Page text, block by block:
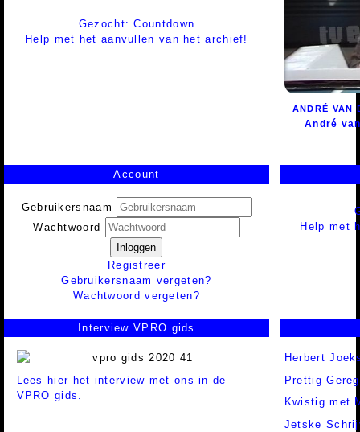
Gezocht: Countdown
Help met het aanvullen van het archief!
ANDRÉ VAN
André
Account
Gebruikersnaam
Wachtwoord
Inloggen
Registreer
Gebruikersnaam vergeten?
Wachtwoord vergeten?
Help met
Interview VPRO gids
Lees hier het interview met ons in de
VPRO gids.
Herbert
Prettig
Kwistig met
Jetske